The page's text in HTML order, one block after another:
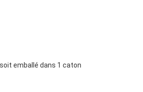
emballé dans 1 caton